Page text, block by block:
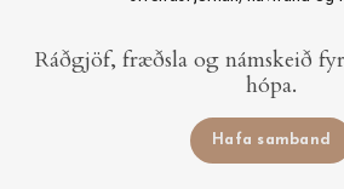
Ráðgjöf, fræðsla og námskeið
hópa.
Hafa samband